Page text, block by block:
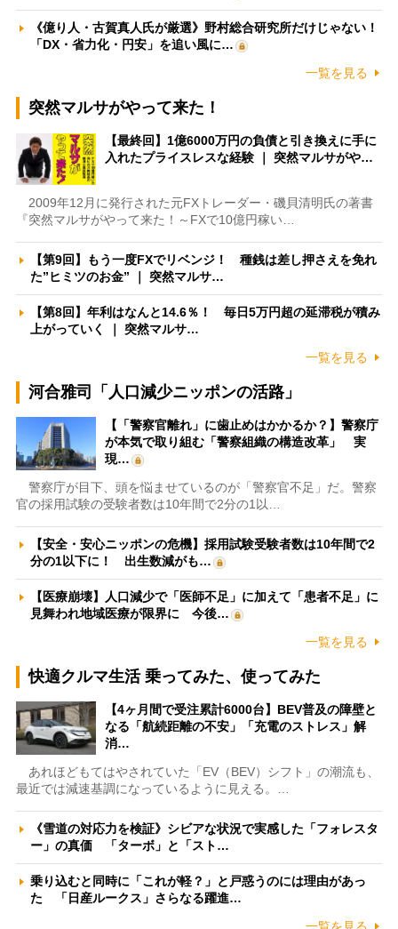
《億り人・古賀真人氏が厳選》野村総合研究所だけじゃない！
「DX・省力化・円安」を追い風に…
一覧を見る
突然マルサがやって来た！
【最終回】1億6000万円の負債と引き換えに手に
入れたプライスレスな経験 ｜ 突然マルサがや…
2009年12月に発行された元FXトレーダー・磯貝清明氏の著書
『突然マルサがやって来た！～FXで10億円稼い…
【第9回】もう一度FXでリベンジ！ 種銭は差し押さえを免れ
た”ヒミツのお金” ｜ 突然マルサ…
【第8回】年利はなんと14.6％！ 毎日5万円超の延滞税が積み
上がっていく ｜ 突然マルサ…
一覧を見る
河合雅司「人口減少ニッポンの活路」
【「警察官離れ」に歯止めはかかるか？】警察庁
が本気で取り組む「警察組織の構造改革」 実
現…
警察庁が目下、頭を悩ませているのが「警察官不足」だ。警察
官の採用試験の受験者数は10年間で2分の1以…
【安全・安心ニッポンの危機】採用試験受験者数は10年間で2
分の1以下に！ 出生数減がも…
【医療崩壊】人口減少で「医師不足」に加えて「患者不足」に
見舞われ地域医療が限界に 今後…
一覧を見る
快適クルマ生活 乗ってみた、使ってみた
【4ヶ月間で受注累計6000台】BEV普及の障壁と
なる「航続距離の不安」「充電のストレス」解
消…
あれほどもてはやされていた「EV（BEV）シフト」の潮流も、
最近では減速基調になっているように見える。…
《雪道の対応力を検証》シビアな状況で実感した「フォレスタ
ー」の真価 「ターボ」と「スト…
乗り込むと同時に「これが軽？」と戸惑うのには理由があっ
た 「日産ルークス」さらなる躍進…